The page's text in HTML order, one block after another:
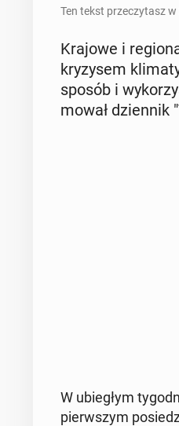
Ten tekst przeczytasz
Krajowe i
kry­zy­sem
sposób i
mo­wał dzien­nik
W ubie­głym
pierw­szym